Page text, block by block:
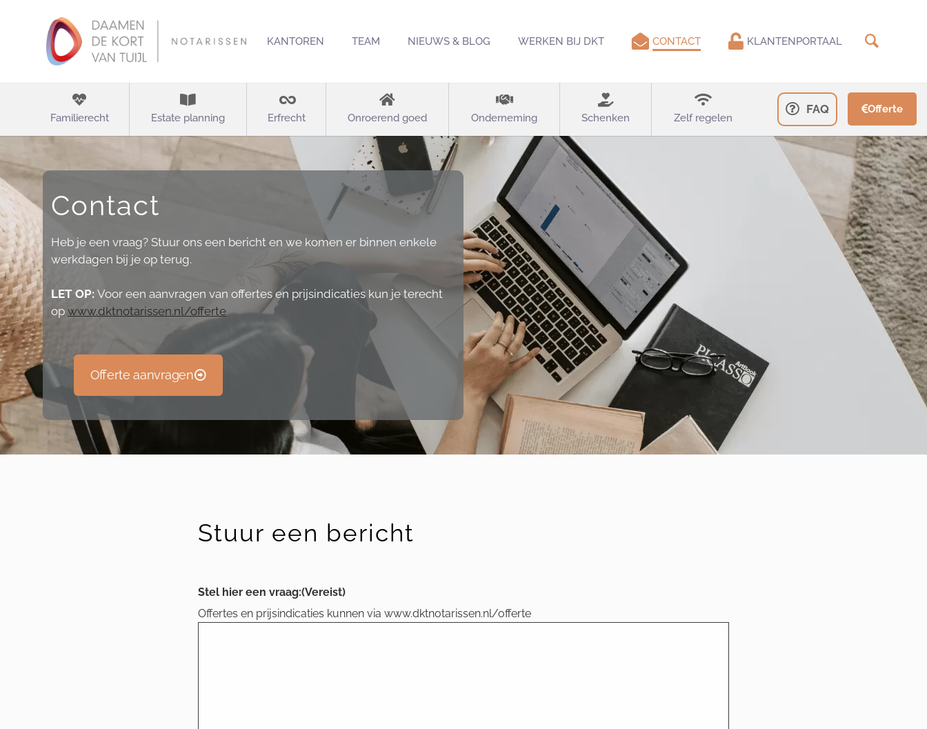
KANTOREN TEAM NIEUWS & BLOG WERKEN BIJ DKT CONTACT KLANTENPORTAAL
Familierecht Estate planning Erfrecht Onroerend goed Onderneming Schenken Zelf regelen
FAQ Offerte
Contact
Heb je een vraag? Stuur ons een bericht en we komen er binnen enkele
werkdagen bij je op terug.
LET OP: Voor een aanvragen van offertes en prijsindicaties kun je terecht
op www.dktnotarissen.nl/offerte
Offerte aanvragen
Stuur een bericht
Stel hier een vraag:(Vereist)
Offertes en prijsindicaties kunnen via www.dktnotarissen.nl/offerte